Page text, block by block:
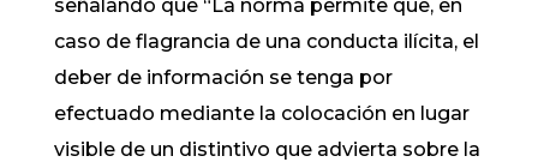
señalando que “La norma permite que, en
caso de flagrancia de una conducta ilícita, el
deber de información se tenga por
efectuado mediante la colocación en lugar
visible de un distintivo que advierta sobre la